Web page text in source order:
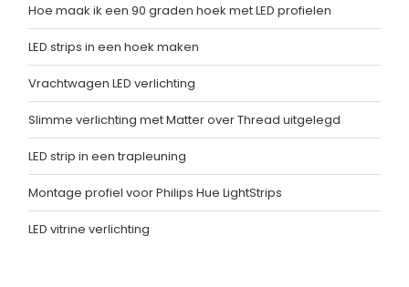
Hoe maak ik een 90 graden hoek met LED profielen
LED strips in een hoek maken
Vrachtwagen LED verlichting
Slimme verlichting met Matter over Thread uitgelegd
LED strip in een trapleuning
Montage profiel voor Philips Hue LightStrips
LED vitrine verlichting